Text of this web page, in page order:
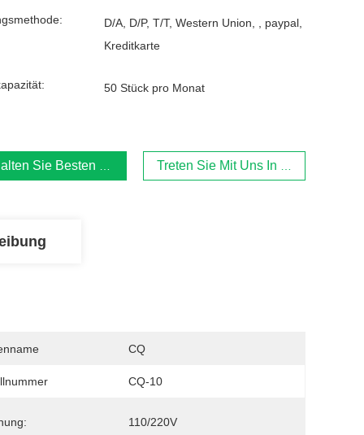
D/A, D/P, T/T, Western Union, , paypal,
Kreditkarte
50 Stück pro Monat
Sie Besten Preis Treten Sie Mit Uns In Verbindung
CQ
CQ-10
110/220V